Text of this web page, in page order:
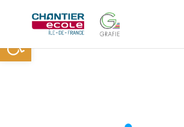
Ouvrir la barre d’outils